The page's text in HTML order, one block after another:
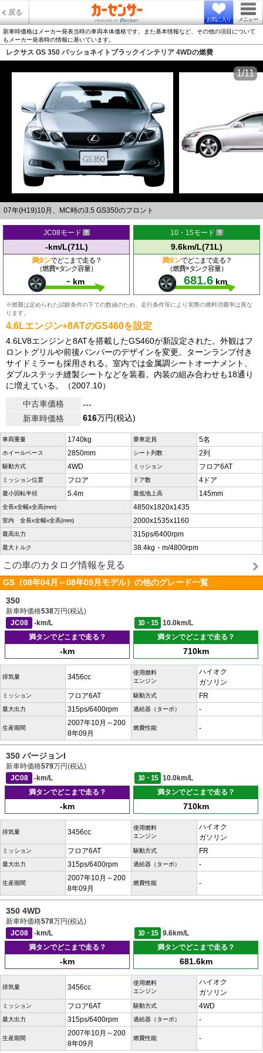
戻る
お気に入り メニュー
新車時価格はメーカー発表当時の車両本体価格です。また基本情報など、その他の項目について
もメーカー発表時の情報に基いています。
レクサス GS 350 パッショネイトブラックインテリア 4WDの燃費
07年(H19)10月、MC時の3.5 GS350のフロント
1/11
JC08モード
-km/L(71L)
満タンでどこまで走る？
（燃費×タンク容量）
- km
10・15モード
9.6km/L(71L)
満タンでどこまで走る？
（燃費×タンク容量）
681.6 km
※燃費は定められた試験条件の下での数値のため、走行条件等により実際の燃料消費率は異な
ります。
4.6Lエンジン+8ATのGS460を設定
4.6LV8エンジンと8ATを搭載したGS460が新設定された。外観はフ
ロントグリルや前後バンパーのデザインを変更。ターンランプ付き
サイドミラーも採用される。室内では金属調シートオーナメント、
ダブルステッチ縫製シートなどを装着。内装の組み合わせも18通り
に増えている。（2007.10）
中古車価格
---
新車時価格
616万円(税込)
車両重量 1740kg 乗車定員 5名
ホイールベース 2850mm シート列数 2列
駆動方式 4WD ミッション フロア6AT
ミッション位置 フロア ドア数 4ドア
最小回転半径 5.4m 最低地上高 145mm
全長x全幅x全高(mm) 4850x1820x1435
室内 全長x全幅x全高(mm) 2000x1535x1160
最高出力 315ps/6400rpm
最大トルク 38.4kg・m/4800rpm
この車のカタログ情報を見る
GS（08年04月～08年09月モデル）の他のグレード一覧
350
新車時価格538万円(税込)
JC08
-km/L 10・15
10.0km/L
満タンでどこまで走る？
-km
満タンでどこまで走る？
710km
排気量 3456cc
使用燃料
エンジン
ハイオク
ガソリン
ミッション フロア6AT 駆動方式 FR
最大出力 315ps/6400rpm 過給器（ターボ） -
生産期間
2007年10月～200
8年09月
燃費性能 -
350 バージョンI
新車時価格579万円(税込)
JC08
-km/L 10・15
10.0km/L
満タンでどこまで走る？
-km
満タンでどこまで走る？
710km
排気量 3456cc
使用燃料
エンジン
ハイオク
ガソリン
ミッション フロア6AT 駆動方式 FR
最大出力 315ps/6400rpm 過給器（ターボ） -
生産期間
2007年10月～200
8年09月
燃費性能 -
350 4WD
新車時価格578万円(税込)
JC08
-km/L 10・15
9.6km/L
満タンでどこまで走る？
-km
満タンでどこまで走る？
681.6km
排気量 3456cc
使用燃料
エンジン
ハイオク
ガソリン
ミッション フロア6AT 駆動方式 4WD
最大出力 315ps/6400rpm 過給器（ターボ） -
生産期間
2007年10月～200
8年09月
燃費性能 -